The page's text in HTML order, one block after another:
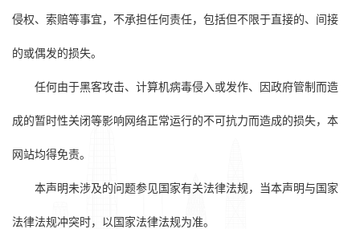
侵权、索赔等事宜，不承担任何责任，包括但不限于直接的、间接
的或偶发的损失。
任何由于黑客攻击、计算机病毒侵入或发作、因政府管制而造
成的暂时性关闭等影响网络正常运行的不可抗力而造成的损失，本
网站均得免责。
本声明未涉及的问题参见国家有关法律法规，当本声明与国家
法律法规冲突时，以国家法律法规为准。